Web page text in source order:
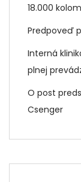
18.000
Predpoveď
Interná
plnej
O post
Csenger